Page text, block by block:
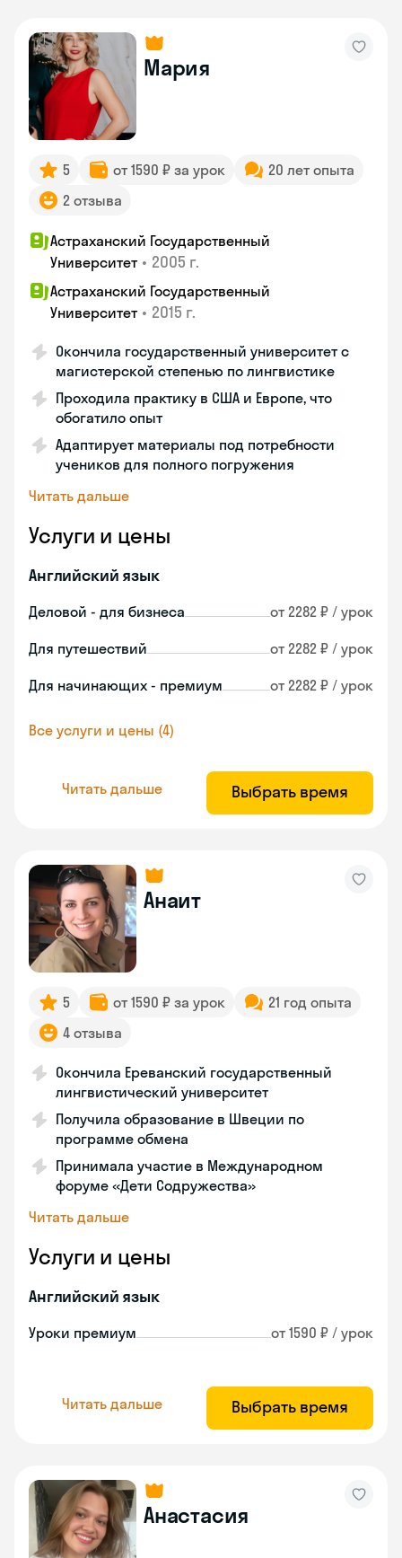
Мария
5 от 1590 ₽ за урок
20 лет опыта
2 отзыва
Астраханский Государственный
Университет • 2005 г.
Астраханский Государственный
Университет • 2015 г.
Окончила государственный университет с
магистерской степенью по лингвистике
Проходила практику в США и Европе, что
обогатило опыт
Адаптирует материалы под потребности
учеников для полного погружения
Читать дальше
Услуги и цены
Английский язык
Деловой - для бизнеса от 2282 ₽ / урок
Для путешествий от 2282 ₽ / урок
Для начинающих - премиум от 2282 ₽ / урок
Все услуги и цены (4)
Читать дальше Выбрать время
Анаит
5 от 1590 ₽ за урок
21 год опыта
4 отзыва
Окончила Ереванский государственный
лингвистический университет
Получила образование в Швеции по
программе обмена
Принимала участие в Международном
форуме «Дети Содружества»
Читать дальше
Услуги и цены
Английский язык
Уроки премиум от 1590 ₽ / урок
Читать дальше Выбрать время
Анастасия